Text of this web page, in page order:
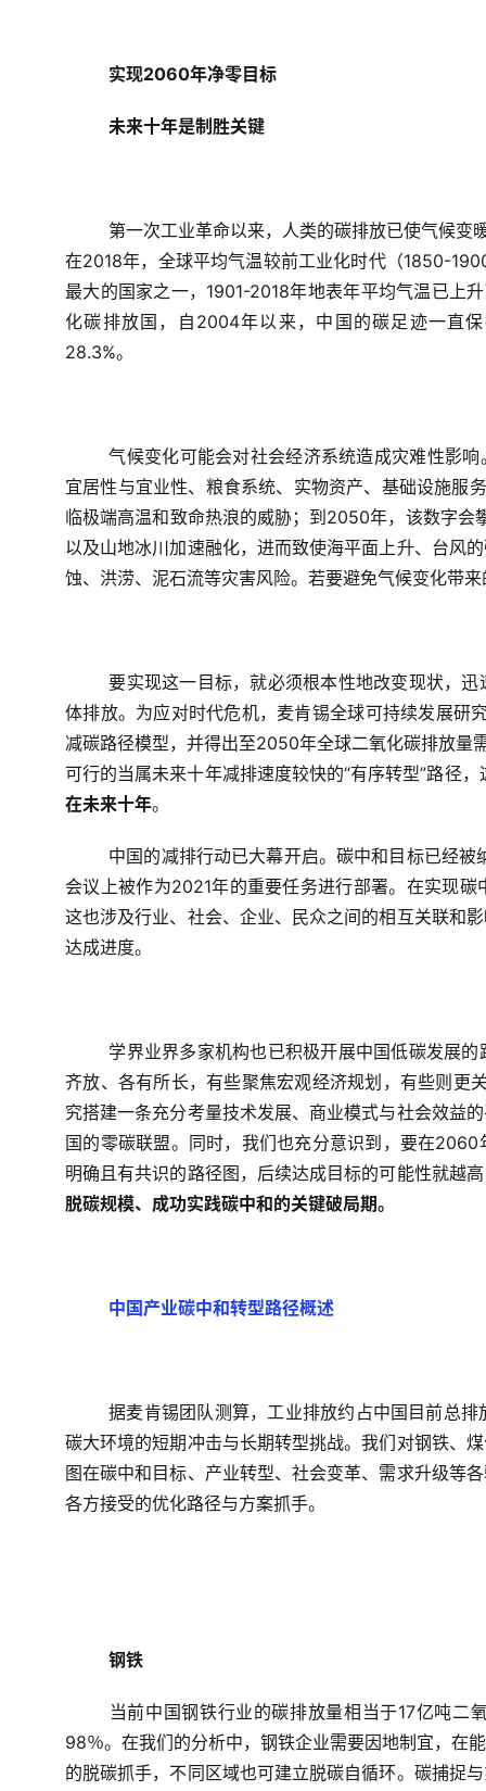
实现2060年净零目标
未来十年是制胜关键
第一次工业革命以来，人类的碳排放已使气候变
在2018年，全球平均气温较前工业化时代（1850-
最大的国家之一，1901-2018年地表年平均气温已
化碳排放国，自2004年以来，中国的碳足迹一直
28.3%。
气候变化可能会对社会经济系统造成灾难性影
宜居性与宜业性、粮食系统、实物资产、基础设施
临极端高温和致命热浪的威胁；到2050年，该数字会
以及山地冰川加速融化，进而致使海平面上升、台风
蚀、洪涝、泥石流等灾害风险。若要避免气候变化带
要实现这一目标，就必须根本性地改变现状，
体排放。为应对时代危机，麦肯锡全球可持续发展
减碳路径模型，并得出至2050年全球二氧化碳排放
可行的当属未来十年减排速度较快的“有序转型”路径
在未来十年。
中国的减排行动已大幕开启。碳中和目标已经
会议上被作为2021年的重要任务进行部署。在实现
这也涉及行业、社会、企业、民众之间的相互关联和
达成进度。
学界业界多家机构也已积极开展中国低碳发展
齐放、各有所长，有些聚焦宏观经济规划，有些则
究搭建一条充分考量技术发展、商业模式与社会效益
国的零碳联盟。同时，我们也充分意识到，要在
明确且有共识的路径图，后续达成目标的可能性就越
脱碳规模、成功实践碳中和的关键破局期。
中国产业碳中和转型路径概述
据麦肯锡团队测算，工业排放约占中国目前总
碳大环境的短期冲击与长期转型挑战。我们对钢铁、
图在碳中和目标、产业转型、社会变革、需求升级等
各方接受的优化路径与方案抓手。
钢铁
当前中国钢铁行业的碳排放量相当于17亿吨
98％。在我们的分析中，钢铁企业需要因地制宜，在
的脱碳抓手，不同区域也可建立脱碳自循环。碳捕捉